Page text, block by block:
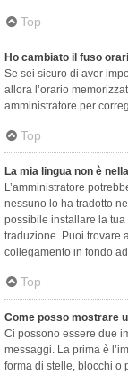
Top
Ho cambiato il fuso
Se sei sicuro di aver
allora l’orario
amministratore per
Top
La mia lingua non è
L’amministratore
nessuno lo ha tradotto
possibile installare la
traduzione. Puoi trovare
collegamento in fondo
Top
Come posso mostrare
Ci possono essere due
messaggi. La prima è
forma di stelle, blocchi o